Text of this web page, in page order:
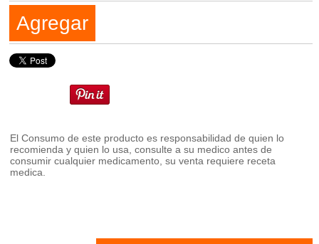
Agregar
El Consumo de este producto es responsabilidad de quien lo
recomienda y quien lo usa, consulte a su medico antes de
consumir cualquier medicamento, su venta requiere receta
medica.